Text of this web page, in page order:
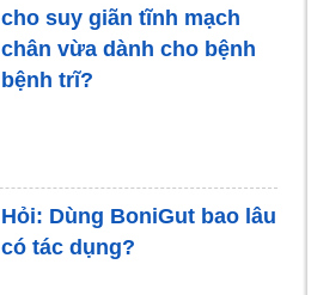
cho suy giãn tĩnh mạch
chân vừa dành cho bệnh
bệnh trĩ?
Hỏi: Dùng BoniGut bao lâu
có tác dụng?